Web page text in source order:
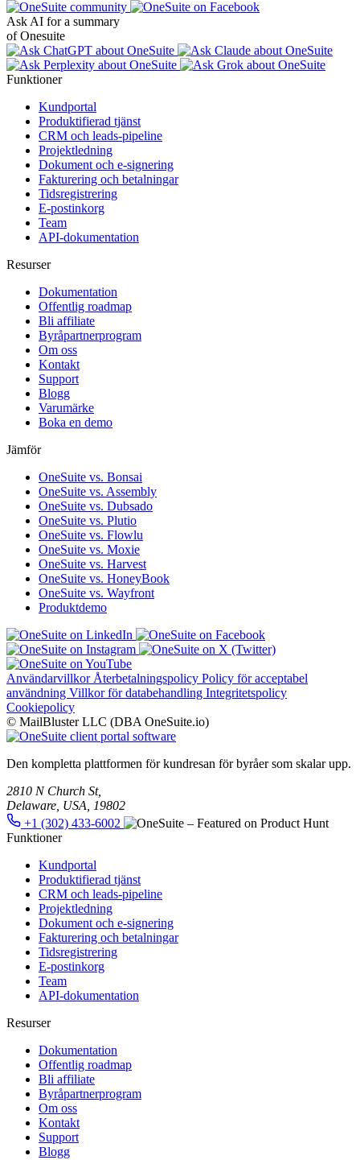
Ask AI for a summary
of Onesuite
Funktioner
Kundportal
Produktifierad tjänst
CRM och leads-pipeline
Projektledning
Dokument och e-signering
Fakturering och betalningar
Tidsregistrering
E-postinkorg
Team
API-dokumentation
Resurser
Dokumentation
Offentlig roadmap
Bli affiliate
Byråpartnerprogram
Om oss
Kontakt
Support
Blogg
Varumärke
Boka en demo
Jämför
OneSuite vs. Bonsai
OneSuite vs. Assembly
OneSuite vs. Dubsado
OneSuite vs. Plutio
OneSuite vs. Flowlu
OneSuite vs. Moxie
OneSuite vs. Harvest
OneSuite vs. HoneyBook
OneSuite vs. Wayfront
Produktdemo
Användarvillkor Återbetalningspolicy Policy för acceptabel
användning Villkor för databehandling Integritetspolicy
Cookiepolicy
© MailBluster LLC (DBA OneSuite.io)
Den kompletta plattformen för kundresan för byråer som skalar upp.
2810 N Church St,
Delaware, USA, 19802
+1 (302) 433-6002
Funktioner
Kundportal
Produktifierad tjänst
CRM och leads-pipeline
Projektledning
Dokument och e-signering
Fakturering och betalningar
Tidsregistrering
E-postinkorg
Team
API-dokumentation
Resurser
Dokumentation
Offentlig roadmap
Bli affiliate
Byråpartnerprogram
Om oss
Kontakt
Support
Blogg